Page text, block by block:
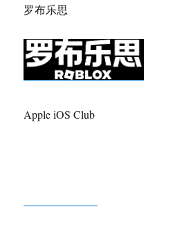
罗布乐思
Apple iOS Club